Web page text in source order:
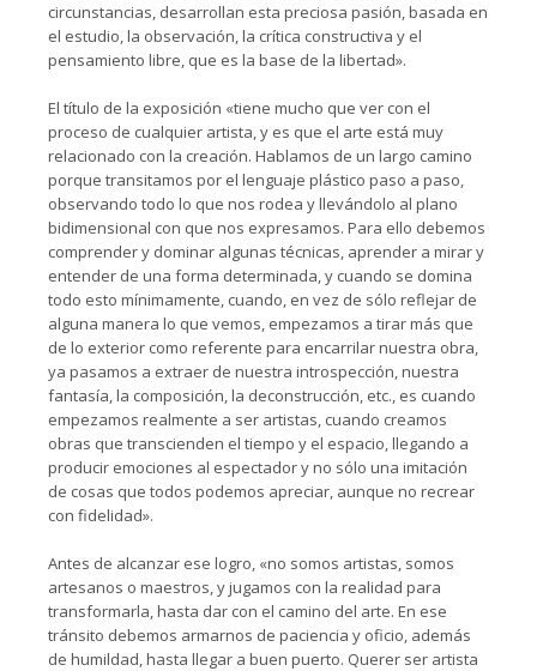
circunstancias, desarrollan esta preciosa pasión, basada en
el estudio, la observación, la crítica constructiva y el
pensamiento libre, que es la base de la libertad».
El título de la exposición «tiene mucho que ver con el
proceso de cualquier artista, y es que el arte está muy
relacionado con la creación. Hablamos de un largo camino
porque transitamos por el lenguaje plástico paso a paso,
observando todo lo que nos rodea y llevándolo al plano
bidimensional con que nos expresamos. Para ello debemos
comprender y dominar algunas técnicas, aprender a mirar y
entender de una forma determinada, y cuando se domina
todo esto mínimamente, cuando, en vez de sólo reflejar de
alguna manera lo que vemos, empezamos a tirar más que
de lo exterior como referente para encarrilar nuestra obra,
ya pasamos a extraer de nuestra introspección, nuestra
fantasía, la composición, la deconstrucción, etc., es cuando
empezamos realmente a ser artistas, cuando creamos
obras que transcienden el tiempo y el espacio, llegando a
producir emociones al espectador y no sólo una imitación
de cosas que todos podemos apreciar, aunque no recrear
con fidelidad».
Antes de alcanzar ese logro, «no somos artistas, somos
artesanos o maestros, y jugamos con la realidad para
transformarla, hasta dar con el camino del arte. En ese
tránsito debemos armarnos de paciencia y oficio, además
de humildad, hasta llegar a buen puerto. Querer ser artista